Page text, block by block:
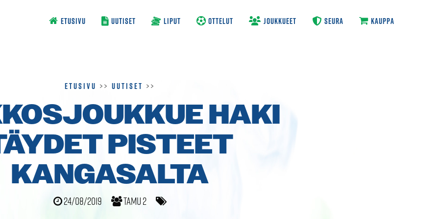
ETUSIVU UUTISET LIPUT OTTELUT JOUKKUEET SEURA KAUPPA
Etusivu >> Uutiset >>
HAKI
PISTEET
KANGASALTA
24/08/2019 TamU 2